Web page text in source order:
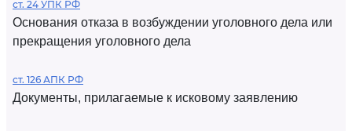
ст. 24 УПК РФ
Основания отказа в возбуждении уголовного дела или
прекращения уголовного дела
ст. 126 АПК РФ
Документы, прилагаемые к исковому заявлению